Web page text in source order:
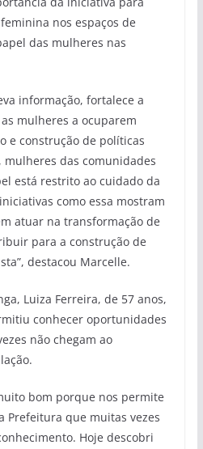
nos espaços de
das mulheres nas
informação, fortalece a
mulheres a ocuparem
e construção de políticas
mulheres das comunidades
está restrito ao cuidado da
como essa mostram
atuar na transformação de
para a construção de
destacou Marcelle.
Luiza Ferreira, de 57 anos,
conhecer oportunidades
não chegam ao
bom porque nos permite
Prefeitura que muitas vezes
Hoje descobri